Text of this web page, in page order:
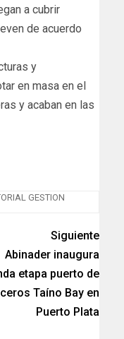
a cubrir
de acuerdo
y
en masa en el
y acaban en las
GESTION
Siguiente
Abinader inaugura
etapa puerto de
Taíno Bay en
Puerto Plata